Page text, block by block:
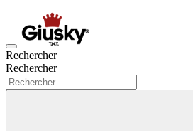
Rechercher
Rechercher